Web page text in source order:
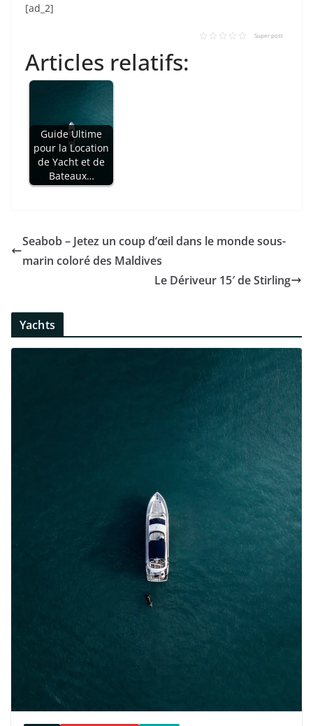
[ad_2]
Super post
Articles relatifs:
Guide Ultime
pour la Location
de Yacht et de
Bateaux…
Seabob – Jetez un coup d’œil dans le monde sous-
marin coloré des Maldives
Le Dériveur 15′ de Stirling
Yachts